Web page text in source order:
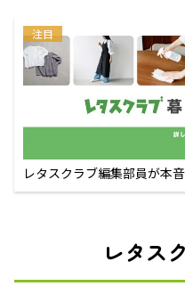
注目
レタスクラブ編集部員が本
レタス